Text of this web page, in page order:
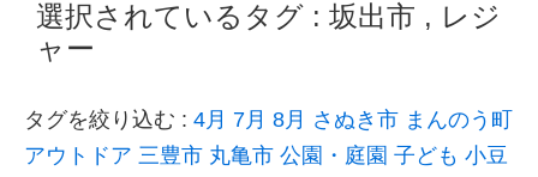
選択されているタグ : 坂出市 , レジ
ャー
タグを絞り込む : 4月 7月 8月 さぬき市 まんのう町
アウトドア 三豊市 丸亀市 公園・庭園 子ども 小豆